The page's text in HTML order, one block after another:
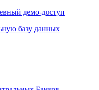
демо-доступ
базу данных